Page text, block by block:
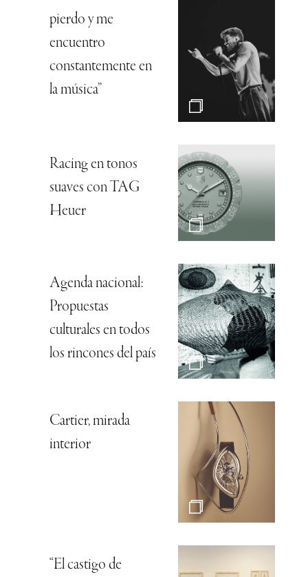
pierdo y me
encuentro
constantemente en
la música”
Racing en tonos
suaves con TAG
Heuer
Agenda nacional:
Propuestas
culturales en todos
los rincones del país
Cartier, mirada
interior
“El castigo de